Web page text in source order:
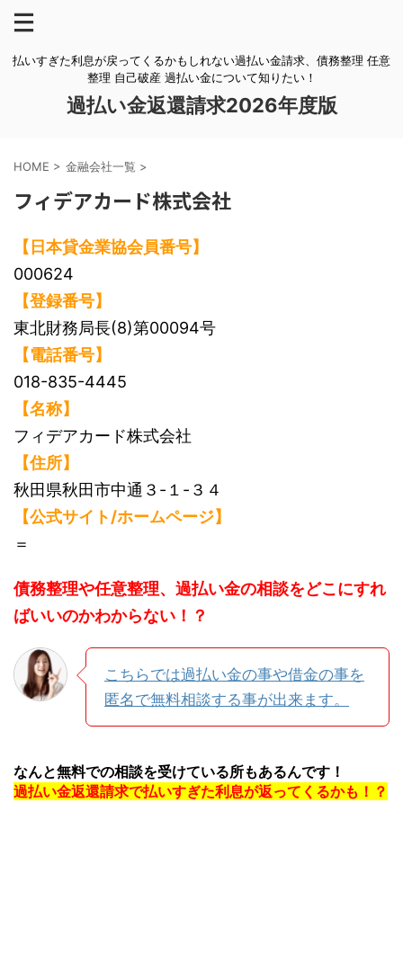
払いすぎた利息が戻ってくるかもしれない過払い金請求、債務整理 任意
整理 自己破産 過払い金について知りたい！
過払い金返還請求2026年度版
HOME > 金融会社一覧 >
フィデアカード株式会社
【日本貸金業協会員番号】
000624
【登録番号】
東北財務局長(8)第00094号
【電話番号】
018-835-4445
【名称】
フィデアカード株式会社
【住所】
秋田県秋田市中通３-１-３４
【公式サイト/ホームページ】
＝
債務整理や任意整理、過払い金の相談をどこにすれ
ばいいのかわからない！？
こちらでは過払い金の事や借金の事を
匿名で無料相談する事が出来ます。
なんと無料での相談を受けている所もあるんです！
過払い金返還請求で払いすぎた利息が返ってくるかも！？